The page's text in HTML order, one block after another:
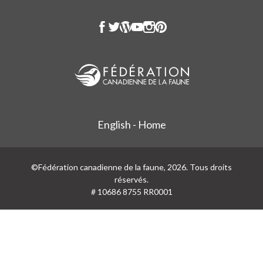
English - Home
©Fédération canadienne de la faune, 2026. Tous droits
réservés.
# 10686 8755 RR0001